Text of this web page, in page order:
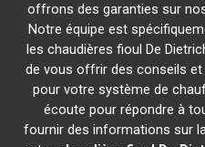
offrons des garanties sur
Notre équipe est
les chaudières fioul De
de vous offrir des conseils
pour votre système de
écoute pour répondre à
fournir des informations sur